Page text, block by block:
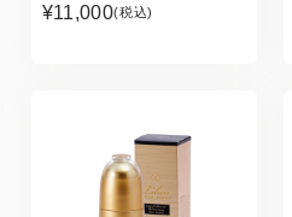
¥11,000(税込)